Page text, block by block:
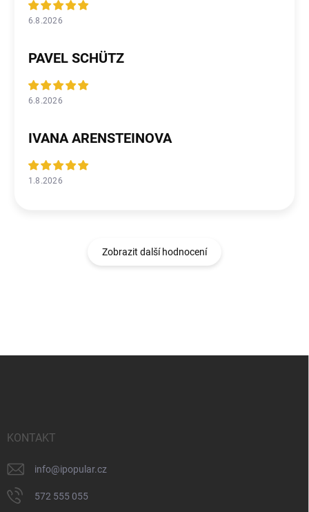
6.8.2026
PAVEL SCHÜTZ
6.8.2026
IVANA ARENSTEINOVA
1.8.2026
Zobrazit další hodnocení
KONTAKT
info@ipopular.cz
572 555 055